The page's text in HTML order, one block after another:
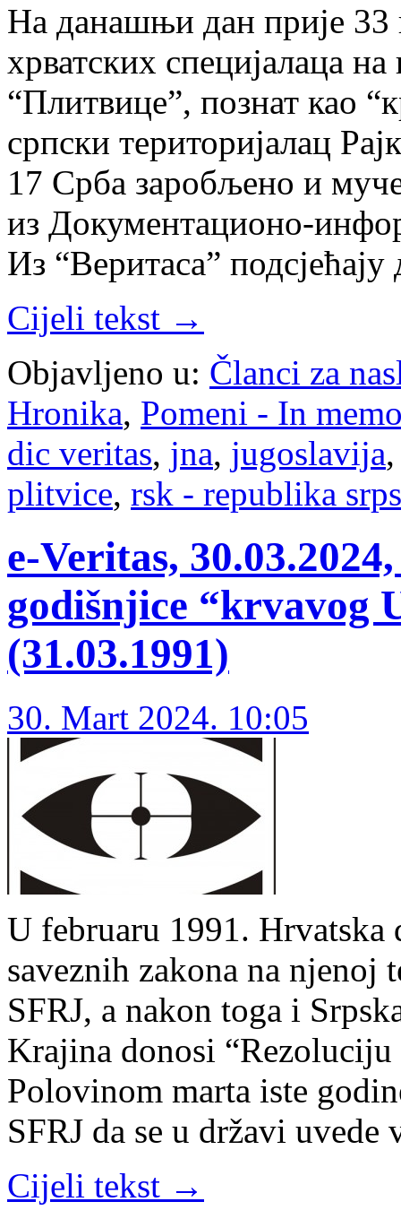
На данашњи дан прије 33
хрватских специјалаца
“Плитвице”, познат као
српски територијалац
17 Срба заробљено и
из Документационо-
Из “Веритаса”
Cijeli tekst →
Objavljeno u: Članci za
Hronika, Pomeni - In
dic veritas, jna, jugoslavija
plitvice, rsk - republika
e-Veritas,
godišnjice “krvavog
(31.03.1991)
30. Mart 2024. 10:05
U februaru 1991. Hrvatska
saveznih zakona na
SFRJ, a nakon toga i
Krajina donosi
Polovinom marta iste
SFRJ da se u državi
Cijeli tekst →